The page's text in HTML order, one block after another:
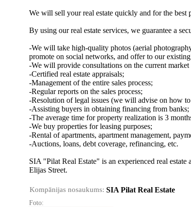
We will sell your real estate quickly and for the best
By using our real estate services, we guarantee a
-We will take high-quality photos (aerial
promote on social networks, and offer to our
-We will provide consultations on the current
-Certified real estate appraisals;
-Management of the entire sales process;
-Regular reports on the sales process;
-Resolution of legal issues (we will advise on how
-Assisting buyers in obtaining financing from banks;
-The average time for property realization is 3
-We buy properties for leasing purposes;
-Rental of apartments, apartment management,
-Auctions, loans, debt coverage, refinancing, etc.
SIA "Pilat Real Estate" is an experienced real
Elijas Street.
Kompānijas nosaukums: SIA Pilat Real Estate
Foto: